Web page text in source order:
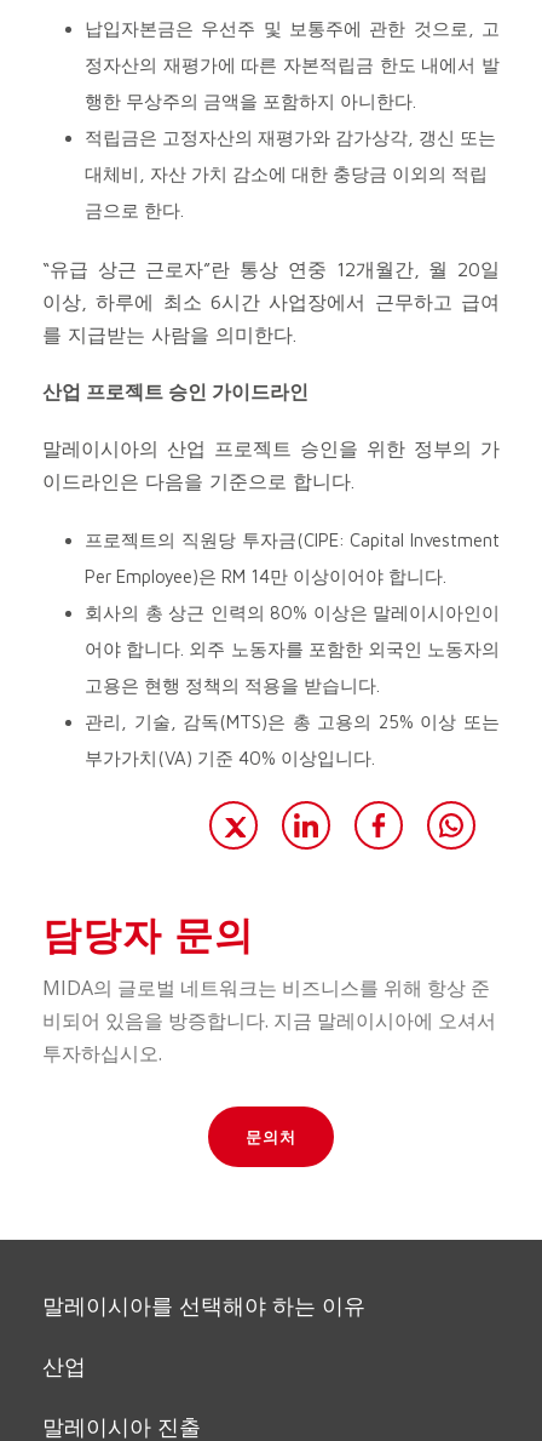
납입자본금은 우선주 및 보통주에 관한 것으로, 고
정자산의 재평가에 따른 자본적립금 한도 내에서 발
행한 무상주의 금액을 포함하지 아니한다.
적립금은 고정자산의 재평가와 감가상각, 갱신 또는
대체비, 자산 가치 감소에 대한 충당금 이외의 적립
금으로 한다.
“유급 상근 근로자”란 통상 연중 12개월간, 월 20일
이상, 하루에 최소 6시간 사업장에서 근무하고 급여
를 지급받는 사람을 의미한다.
산업 프로젝트 승인 가이드라인
말레이시아의 산업 프로젝트 승인을 위한 정부의 가
이드라인은 다음을 기준으로 합니다.
프로젝트의 직원당 투자금(CIPE: Capital Investment
Per Employee)은 RM 14만 이상이어야 합니다.
회사의 총 상근 인력의 80% 이상은 말레이시아인이
어야 합니다. 외주 노동자를 포함한 외국인 노동자의
고용은 현행 정책의 적용을 받습니다.
관리, 기술, 감독(MTS)은 총 고용의 25% 이상 또는
부가가치(VA) 기준 40% 이상입니다.
담당자 문의
MIDA의 글로벌 네트워크는 비즈니스를 위해 항상 준
비되어 있음을 방증합니다. 지금 말레이시아에 오셔서
투자하십시오.
문의처
말레이시아를 선택해야 하는 이유
산업
말레이시아 진출